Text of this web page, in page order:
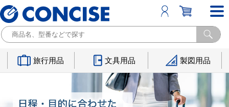
旅行用品 文具用品 製図用品